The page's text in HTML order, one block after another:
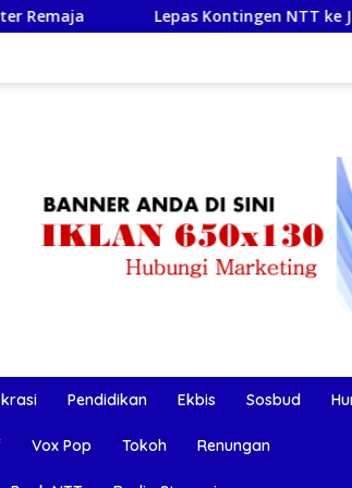
Lepas Kontingen NTT ke Jambore
Pendidikan Ekbis Sosbud
Vox Pop Tokoh Renungan